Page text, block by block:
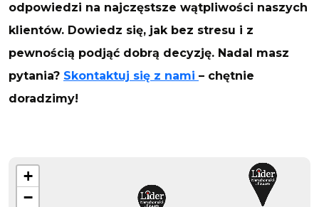
odpowiedzi na najczęstsze wątpliwości naszych
klientów. Dowiedz się, jak bez stresu i z
pewnością podjąć dobrą decyzję. Nadal masz
pytania? Skontaktuj się z nami – chętnie
doradzimy!
+
−